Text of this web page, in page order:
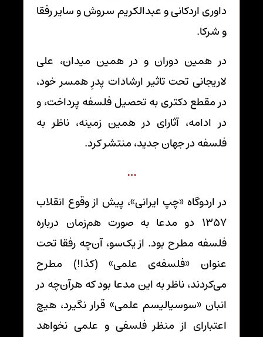
داوری اردکانی و عبدالکریم سروش و سایر رفقا
و شرکا.
در همین دوران و در همین میدان، علی
لاریجانی تحت تاثیر ارشادات پدرِ همسر خود،
در مقطع دکتری به تحصیل فلسفه پرداخت، و
در ادامه، آثارای در همین زمینه، ناظر به
فلسفه در جهان جدید، منتشر کرد.
…
در اردوگاه «چپ ایرانی»، پیش از وقوع انقلاب
1357 دو مدعا به صورت هم‌زمان درباره
فلسفه مطرح بود. از یک‌سو، آن‌چه رفقا تحت
عنوان «فلسفه‌ی علمی» (کذا!) مطرح
می‌کردند، ناظر به این مدعا بود که هرآن‌چه در
انبان «سوسیالیسم علمی» قرار نگیرد، هیچ
اعتبارای از منظر فلسفی و علمی نخواهد